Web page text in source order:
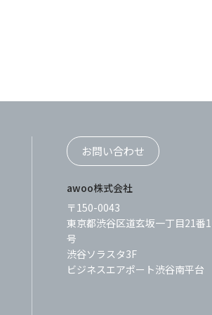
お問い合わせ
awoo株式会社
〒150-0043
東京都渋谷区道玄坂一丁目21番1
号
渋谷ソラスタ3F
ビジネスエアポート渋谷南平台